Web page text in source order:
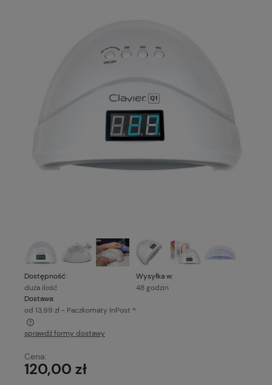
Dostępność:
duża ilość
Wysyłka w:
48 godzin
Dostawa:
od 13,99 zł - Paczkomaty InPost ®
Cena nie zawiera ewentualnych kosztów płatności
sprawdź formy dostawy
Cena:
120,00 zł